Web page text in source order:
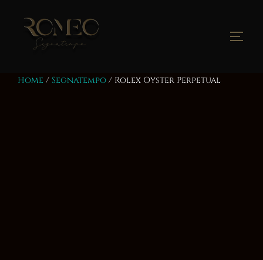
contenuto
Home / Segnatempo / Rolex Oyster Perpetual